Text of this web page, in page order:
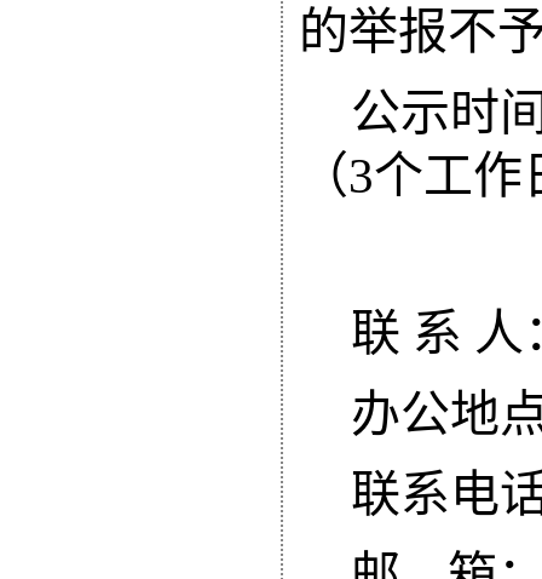
的举报不
公示时
（3个工作
联 系 人
办公地
联系电